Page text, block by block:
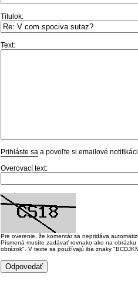
Titulok:
Text:
Prihláste sa a povoľte si emailové
Overovací text:
Pre overenie, že komentár sa nepridáva
Písmená musíte zadávať rovnako ako na
obrázok". V texte sa používajú iba znaky